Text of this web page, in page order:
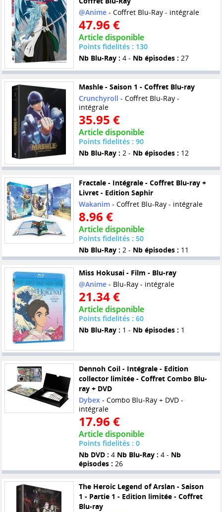
@Anime- Coffret Blu-Ray - intégrale
47.96 €
Article disponible
Points fidelités : 130
Nb Blu-Ray : 4 - Nb épisodes : 27
Mashle - Saison 1 - Coffret Blu-ray
Crunchyroll - Coffret Blu-Ray -
intégrale
35.95 €
Article disponible
Points fidelités : 90
Nb Blu-Ray : 2 - Nb épisodes : 12
Fractale - Intégrale - Coffret Blu-ray +
Livret - Edition Saphir
Wakanim- Coffret Blu-Ray - intégrale
8.96 €
Article disponible
Points fidelités : 50
Nb Blu-Ray : 2 - Nb épisodes : 11
Miss Hokusai - Film - Blu-ray
@Anime- Blu-Ray - intégrale
21.34 €
Article disponible
Points fidelités : 60
Nb Blu-Ray : 1 - Nb épisodes : 1
Dennoh Coil - Intégrale - Edition
collector limitée - Coffret Combo Blu-
ray + DVD
Dybex- Combo Blu-Ray + DVD -
intégrale
17.96 €
Article disponible
Points fidelités : 0
Nb DVD : 4 Nb Blu-Ray : 4 - Nb
épisodes : 26
The Heroic Legend of Arslan - Saison
1 - Partie 1 - Edition limitée - Coffret
Blu-ray